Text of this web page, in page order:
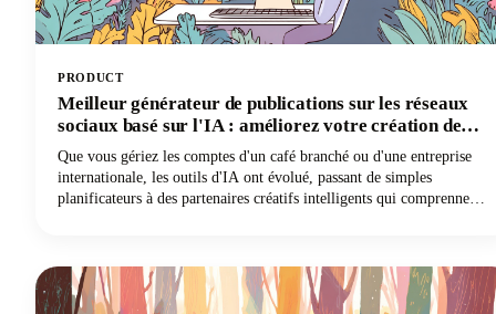
PRODUCT
Meilleur générateur de publications sur les réseaux
sociaux basé sur l'IA : améliorez votre création de
contenu
Que vous gériez les comptes d'un café branché ou d'une entreprise
internationale, les outils d'IA ont évolué, passant de simples
planificateurs à des partenaires créatifs intelligents qui comprennent
ce qui rend ces outils indispensables, comment choisir celui qui
répond le mieux à vos besoins et comment maximiser leur potentiel